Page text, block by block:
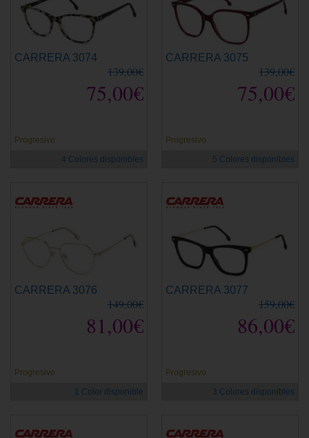
CARRERA 3074
139,00€
75,00€
Progresivo
4 Colores disponibles
CARRERA 3075
139,00€
75,00€
Progresivo
5 Colores disponibles
CARRERA 3076
149,00€
81,00€
Progresivo
1 Color disponible
CARRERA 3077
159,00€
86,00€
Progresivo
3 Colores disponibles